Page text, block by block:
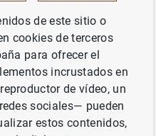
todos los recursos están
La utilidad de esta
de la actividad
potencial tienden a
como se explica a
de este sitio o
cookies de terceros
para ofrecer el
incrustados en
de vídeo, un
sociales— pueden
estos contenidos,